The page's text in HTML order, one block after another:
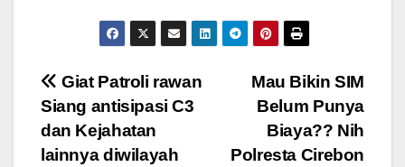
Navigasi
pos
Mau Bikin SIM
Belum Punya
Biaya?? Nih
Polresta Cirebon
Giat Patroli rawan
Siang antisipasi C3
dan Kejahatan
lainnya diwilayah